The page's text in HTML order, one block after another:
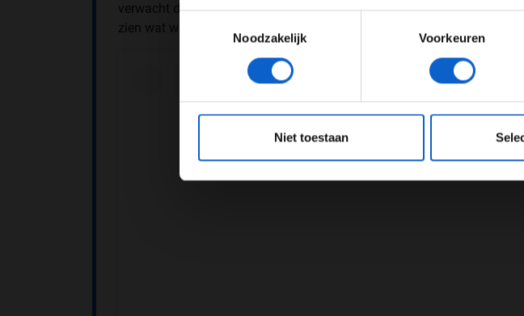
Noodzakelijk
Voorkeuren
Niet toestaan
verwacht dat dit circuit ons niet zou liggen, maar ik ben optimistisch
zien wat we tijdens de race kunnen doen om wat posities goed te
JONGER DAN 24
*Raadpleeg onsprivacybeleidvoor meer